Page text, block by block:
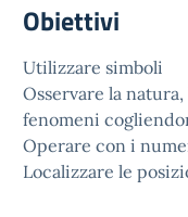
Obiettivi
Utilizzare simboli
Osservare la
fenomeni
Operare con i
Localizzare le